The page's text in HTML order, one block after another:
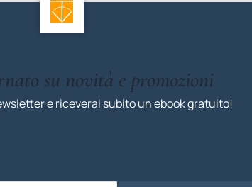
su novità e promozioni
e riceverai subito un ebook gratuito!